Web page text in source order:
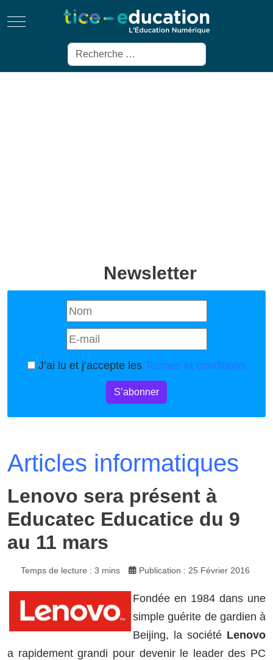
Mobile Menu Toggle
Rechercher
Newsletter
J’ai lu et j’accepte les Termes et conditions
S’abonner
Articles informatiques
Lenovo sera présent à
Educatec Educatice du 9
au 11 mars
Temps de lecture : 3 mins Publication : 25 Février 2016
Fondée en 1984 dans une
simple guérite de gardien à
Beijing, la société Lenovo
a rapidement grandi pour devenir le leader des PC